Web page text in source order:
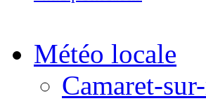
Météo locale
Camaret-